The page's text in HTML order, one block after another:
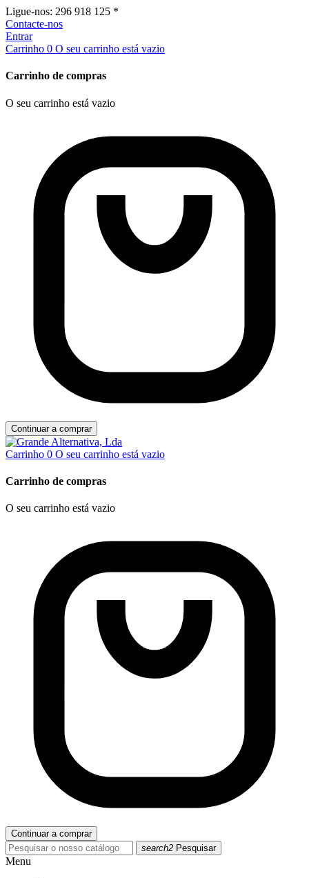
Ligue-nos: 296 918 125 *
Contacte-nos
Entrar
Carrinho 0 O seu carrinho está vazio
Carrinho de compras
O seu carrinho está vazio
Continuar a comprar
Carrinho 0 O seu carrinho está vazio
Carrinho de compras
O seu carrinho está vazio
Continuar a comprar
search2 Pesquisar
Menu